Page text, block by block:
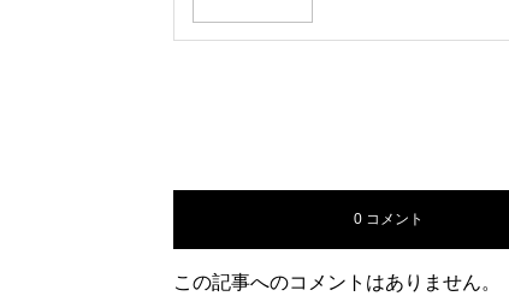
0 コメント
この記事へのコメントはありません。